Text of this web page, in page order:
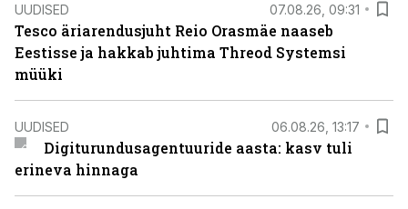
UUDISED 07.08.26, 09:31
Tesco äriarendusjuht Reio Orasmäe naaseb
Eestisse ja hakkab juhtima Threod Systemsi
müüki
UUDISED 06.08.26, 13:17
Digiturundusagentuuride aasta: kasv tuli
erineva hinnaga